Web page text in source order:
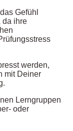
Gefühl
da ihre
werden,
mit Deiner
Lerngruppen
oder